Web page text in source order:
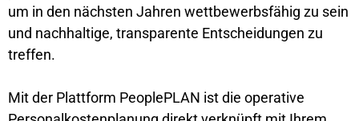
um in den nächsten Jahren wettbewerbsfähig zu sein
und nachhaltige, transparente Entscheidungen zu
treffen.
Mit der Plattform PeoplePLAN ist die operative